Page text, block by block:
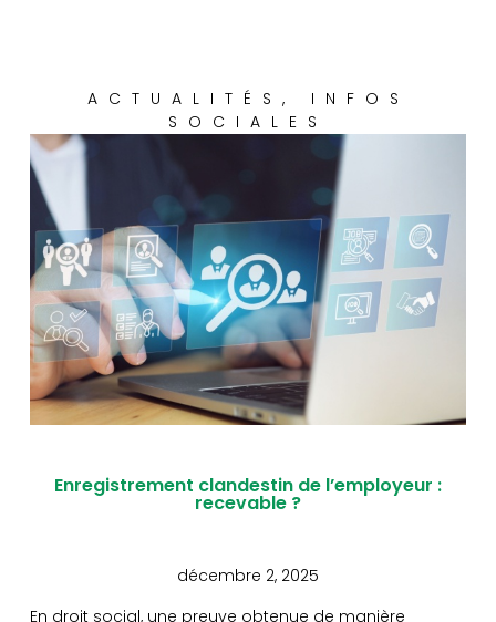
ACTUALITÉS , INFOS
SOCIALES
Enregistrement clandestin de l’employeur :
recevable ?
décembre 2, 2025
En droit social, une preuve obtenue de manière